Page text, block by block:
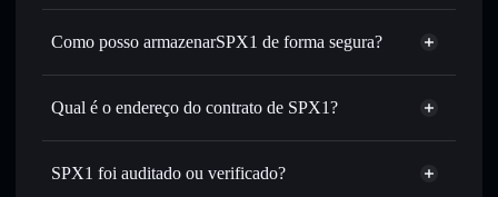
encaminhamento inteligente de ordens para obteres o
melhor preço disponível
Utilizar DCA— investir de forma faseada ao longo do
publicamente as carteiras usando o Agregador de
Agregador de Privacidade
Solflare SPX1
Como posso armazenarSPX1 de forma segura?
SPX1
carteira
Agregador de Privacidade
Qual é o endereço do contrato de SPX1?
SPX1
SPX1 foi auditado ou verificado?